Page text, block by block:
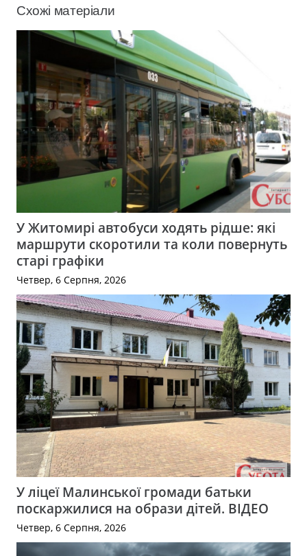
Схожі матеріали
У Житомирі автобуси ходять рідше: які
маршрути скоротили та коли повернуть
старі графіки
Четвер, 6 Серпня, 2026
У ліцеї Малинської громади батьки
поскаржилися на образи дітей. ВІДЕО
Четвер, 6 Серпня, 2026